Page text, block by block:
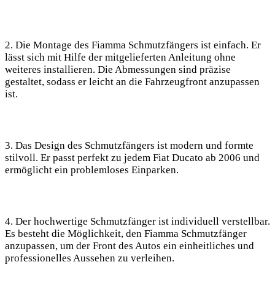
2. Die Montage des Fiamma Schmutzfängers ist einfach. Er
lässt sich mit Hilfe der mitgelieferten Anleitung ohne
weiteres installieren. Die Abmessungen sind präzise
gestaltet, sodass er leicht an die Fahrzeugfront anzupassen
ist.
3. Das Design des Schmutzfängers ist modern und formte
stilvoll. Er passt perfekt zu jedem Fiat Ducato ab 2006 und
ermöglicht ein problemloses Einparken.
4. Der hochwertige Schmutzfänger ist individuell verstellbar.
Es besteht die Möglichkeit, den Fiamma Schmutzfänger
anzupassen, um der Front des Autos ein einheitliches und
professionelles Aussehen zu verleihen.